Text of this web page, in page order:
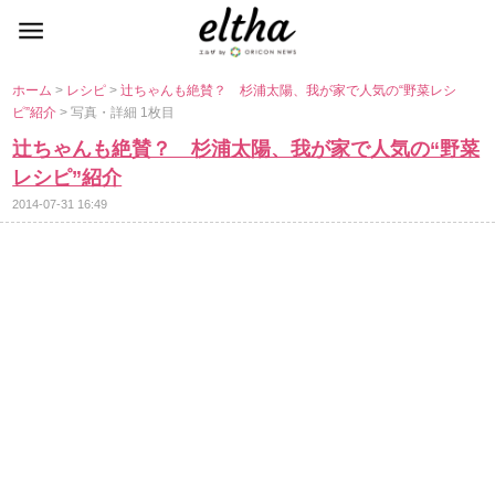
ホーム> レシピ>辻ちゃんも絶賛？ 杉浦太陽、我が家で人気の“野菜レシ
ピ”紹介> 写真・詳細 1枚目
辻ちゃんも絶賛？ 杉浦太陽、我が家で人気の“野菜
レシピ”紹介
2014-07-31 16:49